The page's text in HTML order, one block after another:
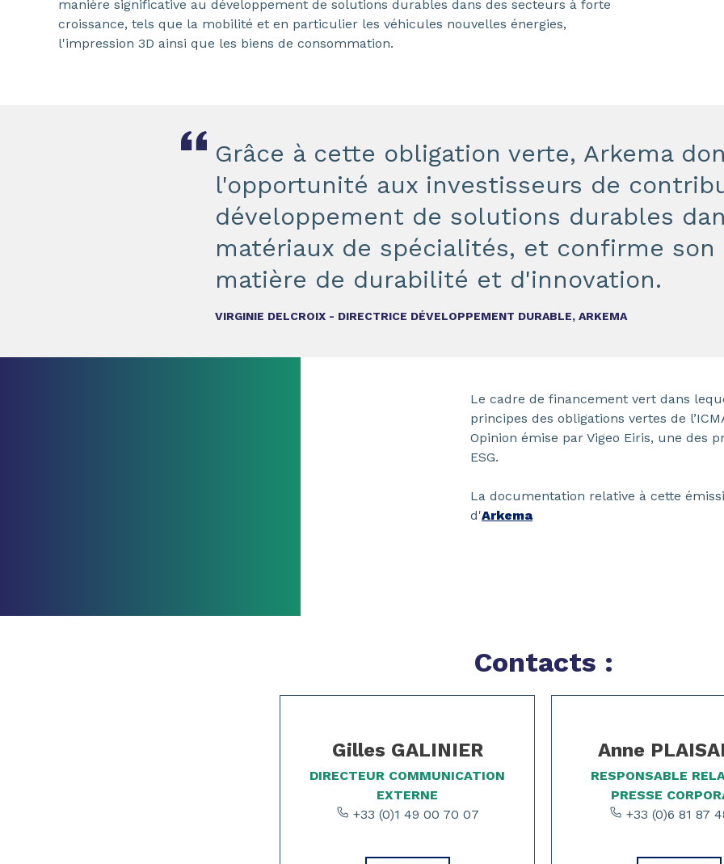
manière significative au développement de solutions durables dans des secteurs à forte
croissance, tels que la mobilité et en particulier les véhicules nouvelles énergies,
l'impression 3D ainsi que les biens de consommation.
Grâce à cette obligation verte, Arkema
l'opportunité aux investisseurs de
développement de solutions durables
matériaux de spécialités, et confirme son
matière de durabilité et d'innovation.
VIRGINIE DELCROIX - DIRECTRICE DÉVELOPPEMENT DURABLE, ARKEMA
Le cadre de financement vert dans
principes des obligations vertes de
Opinion émise par Vigeo Eiris, une des
ESG.
La documentation relative à cette
d'Arkema
Contacts :
Gilles GALINIER
DIRECTEUR COMMUNICATION
EXTERNE
+33 (0)1 49 00 70 07
Anne
RESPONSABLE
PRESSE
+33 (0)6 81 87